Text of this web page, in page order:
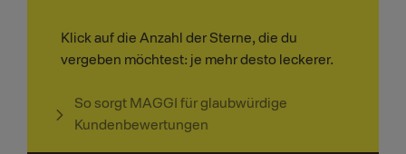
Klick auf die Anzahl der Sterne, die du
vergeben möchtest: je mehr desto leckerer.
So sorgt MAGGI für glaubwürdige
Kundenbewertungen